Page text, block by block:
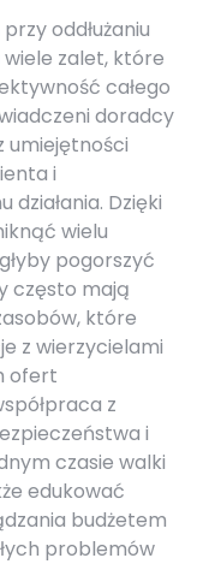
oddłużaniu
zalet, które
całego
doradcy
umiejętności
i
Dzięki
wielu
pogorszyć
często mają
które
z wierzycielami
ofert
z
i
czasie walki
edukować
budżetem
problemów